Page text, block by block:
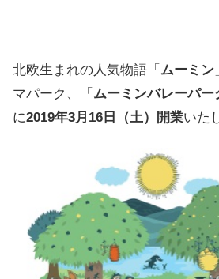
北欧生まれの人気物語「 ムーミン
マパーク、「 ムーミンバレーパー
に2019年3月16日（土）開業いた